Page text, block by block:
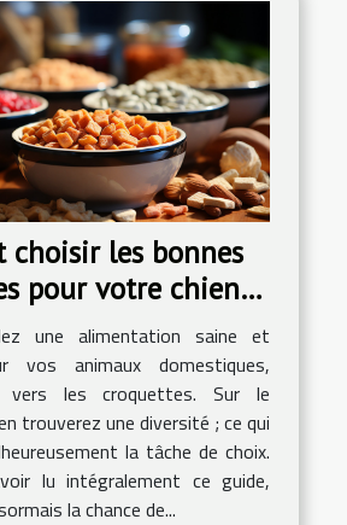
choisir les bonnes
pour votre chien
?
une alimentation saine et
vos animaux domestiques,
vers les croquettes. Sur le
trouverez une diversité ; ce qui
la tâche de choix.
lu intégralement ce guide,
la chance de...